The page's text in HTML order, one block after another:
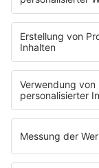
NotAufnahme
"Bewerbung
Aber bitte mit
Erdbeerkäse
Fitness mit
Glück in Worten
Todesursache
Niemand muss
PROGRAMM